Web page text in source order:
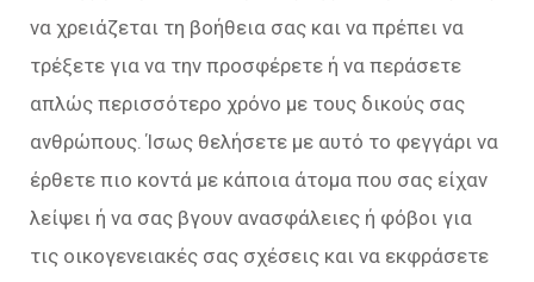
να χρειάζεται τη βοήθεια σας και να πρέπει να
τρέξετε για να την προσφέρετε ή να περάσετε
απλώς περισσότερο χρόνο με τους δικούς σας
ανθρώπους. Ίσως θελήσετε με αυτό το φεγγάρι να
έρθετε πιο κοντά με κάποια άτομα που σας είχαν
λείψει ή να σας βγουν ανασφάλειες ή φόβοι για
τις οικογενειακές σας σχέσεις και να εκφράσετε